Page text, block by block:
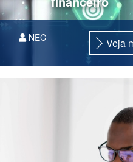
O Open Banking (traduzido
Banco Aberto) teve início em
2016 no Reino Unido, visando
ecossistema financeiro, a
trazer maior transparência e
NEC Veja